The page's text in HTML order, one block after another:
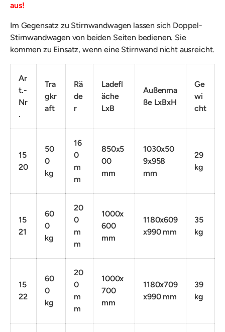
aus!
Im Gegensatz zu Stirnwandwagen lassen sich Doppel-
Stirnwandwagen von beiden Seiten bedienen. Sie
kommen zu Einsatz, wenn eine Stirnwand nicht ausreicht.
Ar
t.-
Nr
.
Tra
gkr
aft
Rä
de
r
Ladefl
äche
LxB
Außenma
ße LxBxH
Ge
wi
cht
15
20
50
0
kg
16
0
m
m
850x5
00
mm
1030x50
9x958
mm
29
kg
15
21
60
0
kg
20
0
m
m
1000x
600
mm
1180x609
x990 mm
35
kg
15
22
60
0
kg
20
0
m
m
1000x
700
mm
1180x709
x990 mm
39
kg